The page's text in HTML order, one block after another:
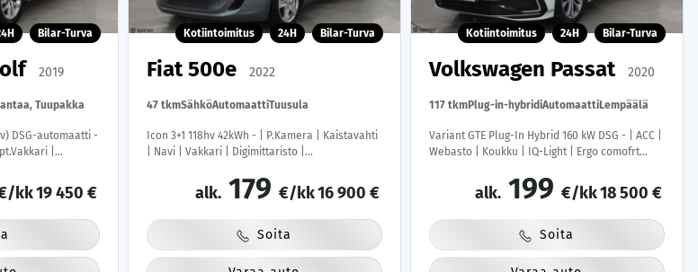
Bilar-Turva
2019
Tuupakka
DSG-automaatti -
|
kk19 450 €
Kotiintoimitus 24H Bilar-Turva
Fiat 500e 2022
47 tkmSähköAutomaattiTuusula
Icon 3+1 118hv 42kWh - | P.Kamera | Kaistavahti
| Navi | Vakkari | Digimittaristo |
Kahdet renkaat |
alk. 179 €/kk16 900 €
Soita
Kotiintoimitus 24H Bilar-Turva
Volkswagen Passat 2020
117 tkmPlug-in-hybridiAutomaattiLempäälä
Variant GTE Plug-In Hybrid 160 kW DSG - | ACC |
Webasto | Koukku | IQ-Light | Ergo comofrt
Merkkihuollettu | Kahdet Renkaat |
alk. 199 €/kk18 500 €
Soita